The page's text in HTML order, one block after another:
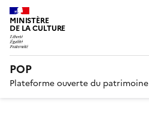
MINISTÈRE
DE LA CULTURE
POP
Plateforme ouverte du patrimoine